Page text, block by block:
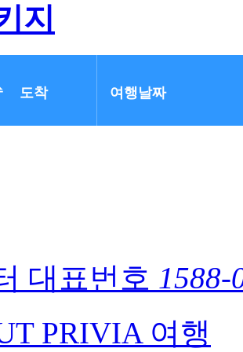
지
대표번호 1588-
PRIVIA 여행